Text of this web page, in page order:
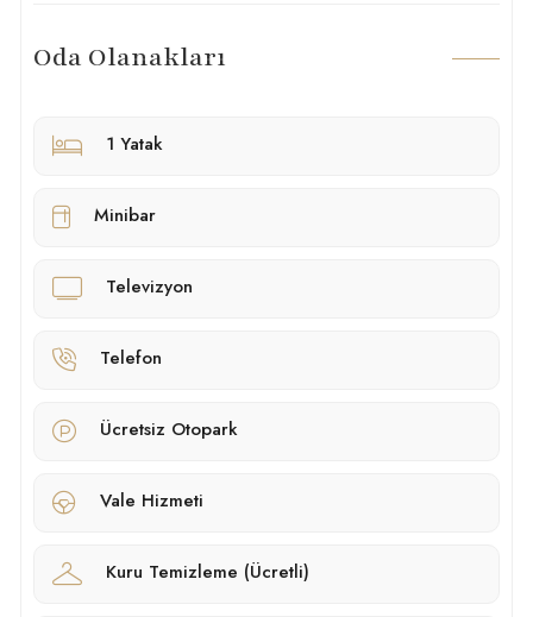
Oda Olanakları
1 Yatak
Minibar
Televizyon
Telefon
Ücretsiz Otopark
Vale Hizmeti
Kuru Temizleme (Ücretli)